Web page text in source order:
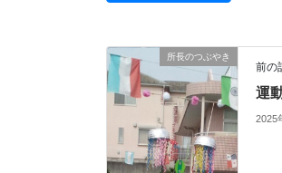
所長のつぶやき
前の
運
2025